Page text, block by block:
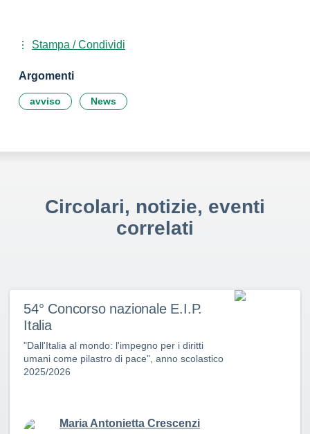
Stampa / Condividi
Argomenti
avviso News
Circolari, notizie, eventi
correlati
54° Concorso nazionale E.I.P.
Italia
"Dall'Italia al mondo: l'impegno per i diritti
umani come pilastro di pace", anno scolastico
2025/2026
Maria Antonietta Crescenzi